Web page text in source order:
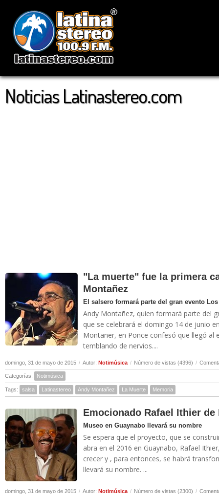
Noticias Latinastereo.com
"La muerte" fue la primera
Montañez
El salsero formará parte del gran evento
Andy Montañez, quien formará parte del
que se celebrará el domingo 14 de junio
Montaner, en Ponce confesó que llegó al
temblando de nervios....
domingo, 31 de mayo de 2015 / Autor: Notimúsica / Número de vistas (4396) /
Categorías: Notimúsica
Tags: salsa Latinastereo Andy Montañez La Muerte Memoria
Emocionado Rafael Ithier de
Museo en Guaynabo llevará su nombre
Se espera que el proyecto, que se
abra en el 2016 en Guaynabo, Rafael
crecer y , para entonces, se habrá
llevará su nombre. ...
domingo, 31 de mayo de 2015 / Autor: Notimúsica / Número de vistas (2300) /